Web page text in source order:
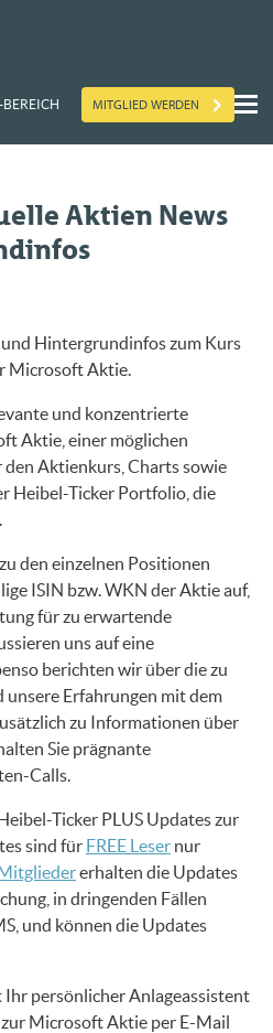
MITGLIED WERDEN
Aktien News
Hintergrundinfos zum Kurs
Microsoft Aktie.
und konzentrierte
Aktie, einer möglichen
den Aktienkurs, Charts sowie
Heibel-Ticker Portfolio, die
den einzelnen Positionen
ISIN bzw. WKN der Aktie auf,
für zu erwartende
uns auf eine
berichten wir über die zu
Erfahrungen mit dem
zu Informationen über
Sie prägnante
Calls.
Ticker PLUS Updates zur
sind für FREE Leser nur
erhalten die Updates
in dringenden Fällen
und können die Updates
Ihr persönlicher Anlageassistent
Microsoft Aktie per E-Mail